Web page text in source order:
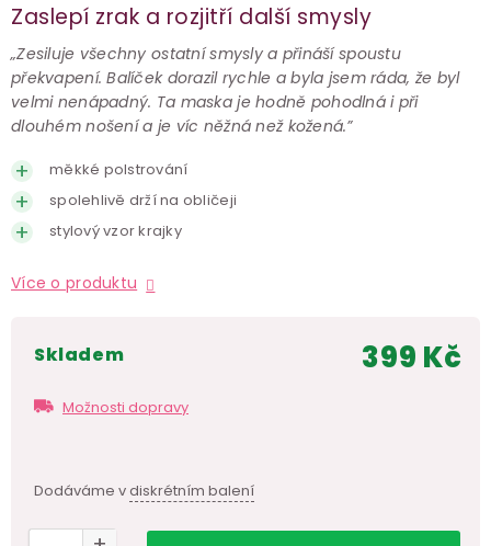
Zaslepí zrak a rozjitří další smysly
„Zesiluje všechny ostatní smysly a přináší spoustu
překvapení. Balíček dorazil rychle a byla jsem ráda, že byl
velmi nenápadný. Ta maska je hodně pohodlná i při
dlouhém nošení a je víc něžná než kožená.”
měkké polstrování
spolehlivě drží na obličeji
stylový vzor krajky
Více o produktu
skladem
Možnosti dopravy
Dodáváme vdiskrétním balení
399 Kč